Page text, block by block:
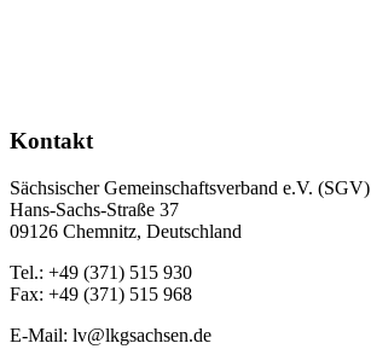
Kontakt
Sächsischer Gemeinschaftsverband e.V. (SGV)
Hans-Sachs-Straße 37
09126 Chemnitz, Deutschland
Tel.: +49 (371) 515 930
Fax: +49 (371) 515 968
E-Mail: lv@lkgsachsen.de